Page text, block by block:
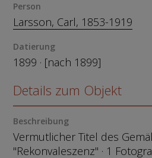
Person
Larsson, Carl, 1853-1919
Datierung
1899 · [nach 1899]
Details zum Objekt
Beschreibung
Vermutlicher Titel des
"Rekonvaleszenz" · 1